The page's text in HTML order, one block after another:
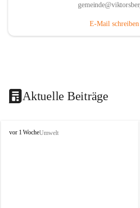
E-Mail schreiben
Aktuelle Beiträge
V
vor 1 WocheUmwelt